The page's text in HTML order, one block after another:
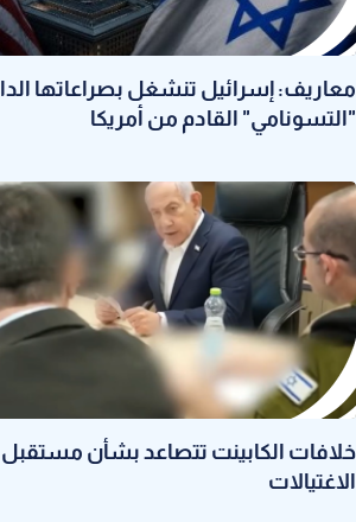
معاريف: إسرائيل تنشغل بصراعاتها
"التسونامي" القادم من أمريكا
خلافات الكابينت تتصاعد بشأن مستقبل
الاغتيالات